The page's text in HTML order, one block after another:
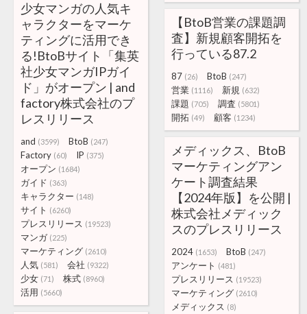
少女マンガの人気キ
ャラクターをマーケ
ティングに活用でき
る!BtoBサイト「集英
社少女マンガIPガイ
ド」がオープン | and
factory株式会社のプ
レスリリース
and (3599) BtoB (247)
Factory (60) IP (375)
オープン (1684)
ガイド (363)
キャラクター (148)
サイト (6260)
プレスリリース (19523)
マンガ (225)
マーケティング (2610)
人気 (581) 会社 (9322)
少女 (71) 株式 (8960)
活用 (5660)
【BtoB営業の課題調
査】新規顧客開拓を
行っている87.2
87 (26) BtoB (247)
営業 (1116) 新規 (632)
課題 (705) 調査 (5801)
開拓 (49) 顧客 (1234)
メディックス、BtoB
マーケティングアン
ケート調査結果
【2024年版】を公開 |
株式会社メディック
スのプレスリリース
2024 (1653) BtoB (247)
アンケート (481)
プレスリリース (19523)
マーケティング (2610)
メディックス (8)